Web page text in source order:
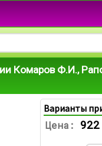
Комаров Ф.И.,
Варианты
Цена: